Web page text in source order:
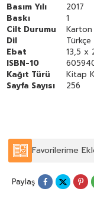
Basım Yılı
2017
Baskı
1
Cilt Durumu
Dil
Türkçe
Ebat
13,5 x
ISBN-10
Kağıt Türü
Kitap
Sayfa Sayısı
256
Favorilerime
Paylaş